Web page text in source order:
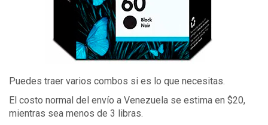
Puedes traer varios combos si es lo que necesitas.
El costo normal del envío a Venezuela se estima en $20,
mientras sea menos de 3 libras.